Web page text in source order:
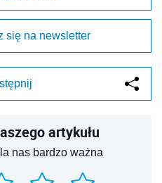
się na newsletter
artykułu
nas bardzo ważna